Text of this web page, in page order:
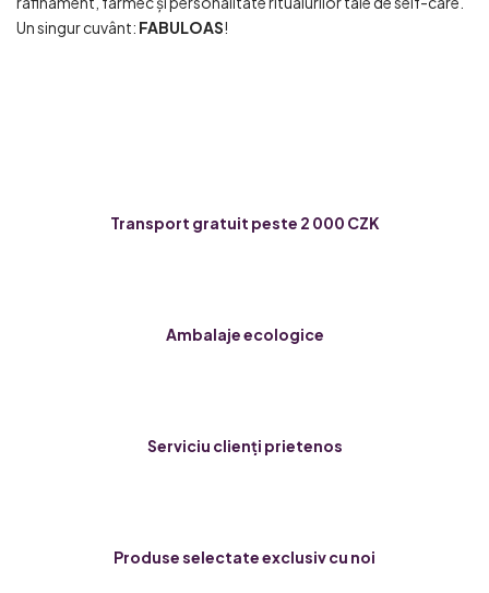
Un singur cuvânt: FABULOAS!
Transport gratuit peste 2 000 CZK
Ambalaje ecologice
Serviciu clienți prietenos
Produse selectate exclusiv cu noi